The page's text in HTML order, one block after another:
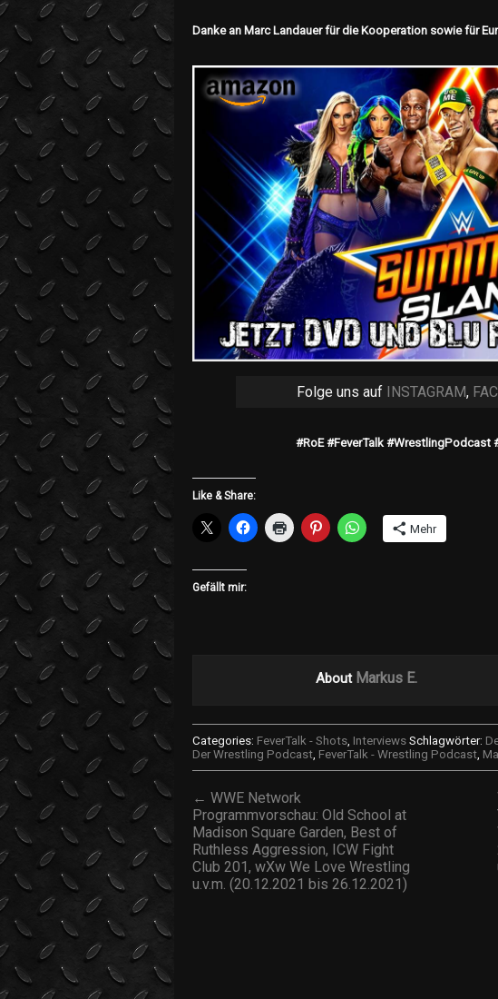
Danke an Marc Landauer für die Kooperation sowie für
Folge uns auf INSTAGRAM,
#RoE #FeverTalk #WrestlingPodcast
Like & Share:
Mehr
Gefällt mir:
About Markus E.
Categories: FeverTalk - Shots Interviews Schlagwörter:
Der Wrestling Podcast FeverTalk - Wrestling Podcast
← WWE Network
Programmvorschau: Old School at
Madison Square Garden, Best of
Ruthless Aggression, ICW Fight
Club 201, wXw We Love Wrestling
u.v.m. (20.12.2021 bis 26.12.2021)